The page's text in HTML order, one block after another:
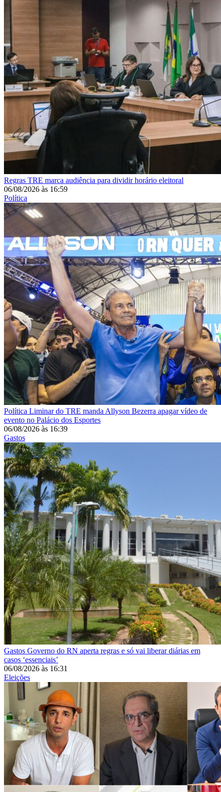
Regras TRE marca audiência para dividir horário eleitoral
06/08/2026 às 16:59
Política
Política Liminar do TRE manda Allyson Bezerra apagar vídeo de
evento no Palácio dos Esportes
06/08/2026 às 16:39
Gastos
Gastos Governo do RN aperta regras e só vai liberar diárias em
casos ‘essenciais’
06/08/2026 às 16:31
Eleições